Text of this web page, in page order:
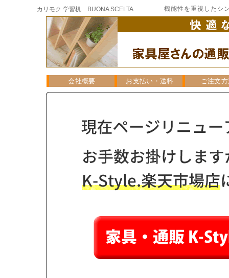
カリモク 学習机 BUONA SCELTA 機能性を重視したシ
会社概要 お支払い・送料 ご注文